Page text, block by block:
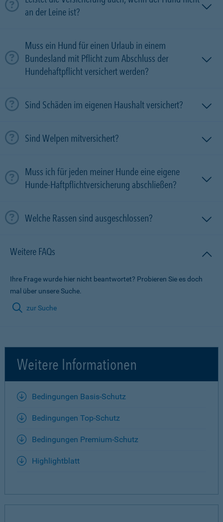
an der Leine ist?
Muss ein Hund für einen Urlaub in einem
Bundesland mit Pflicht zum Abschluss der
Hundehaftpflicht versichert werden?
Sind Schäden im eigenen Haushalt versichert?
Sind Welpen mitversichert?
Muss ich für jeden meiner Hunde eine eigene
Hunde-Haftpflichtversicherung abschließen?
Welche Rassen sind ausgeschlossen?
Weitere FAQs
Ihre Frage wurde hier nicht beantwortet? Probieren Sie es doch
mal über unsere Suche.
zur Suche
Weitere Informationen
Bedingungen Basis-Schutz
Bedingungen Top-Schutz
Bedingungen Premium-Schutz
Highlightblatt